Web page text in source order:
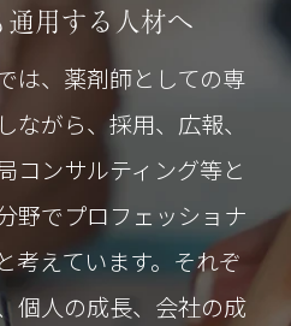
用する人材へ
は、薬剤師としての専
がら、採用、広報、
コンサルティング等と
野でプロフェッショナ
考えています。それぞ
個人の成長、会社の成